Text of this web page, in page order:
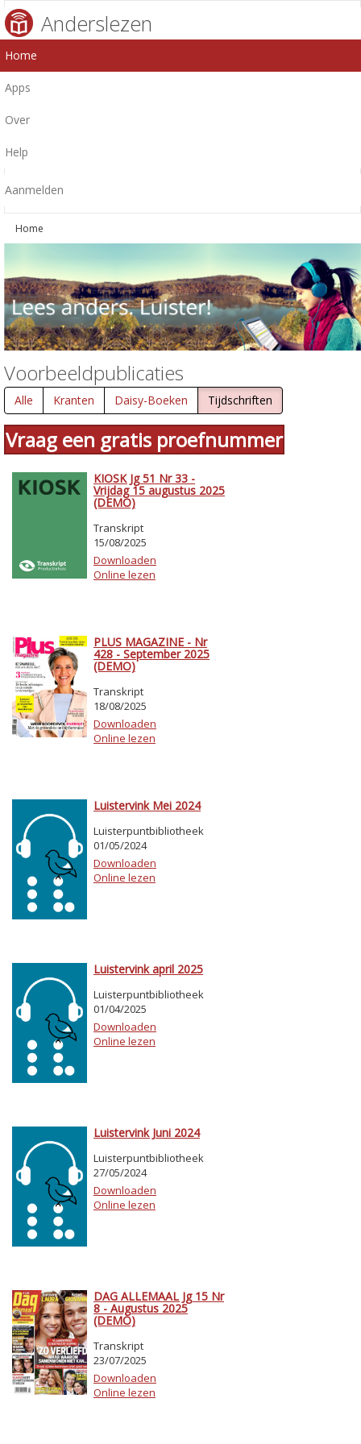
Anderslezen
Home
Apps
Over
Help
Aanmelden
Home
Voorbeeldpublicaties
Alle Kranten Daisy-Boeken Tijdschriften
Vraag een gratis proefnummer
KIOSK Jg 51 Nr 33 -
Vrijdag 15 augustus 2025
(DEMO)
Transkript
15/08/2025
Downloaden
Online lezen
PLUS MAGAZINE - Nr
428 - September 2025
(DEMO)
Transkript
18/08/2025
Downloaden
Online lezen
Luistervink Mei 2024
Luisterpuntbibliotheek
01/05/2024
Downloaden
Online lezen
Luistervink april 2025
Luisterpuntbibliotheek
01/04/2025
Downloaden
Online lezen
Luistervink Juni 2024
Luisterpuntbibliotheek
27/05/2024
Downloaden
Online lezen
DAG ALLEMAAL Jg 15 Nr
8 - Augustus 2025
(DEMO)
Transkript
23/07/2025
Downloaden
Online lezen